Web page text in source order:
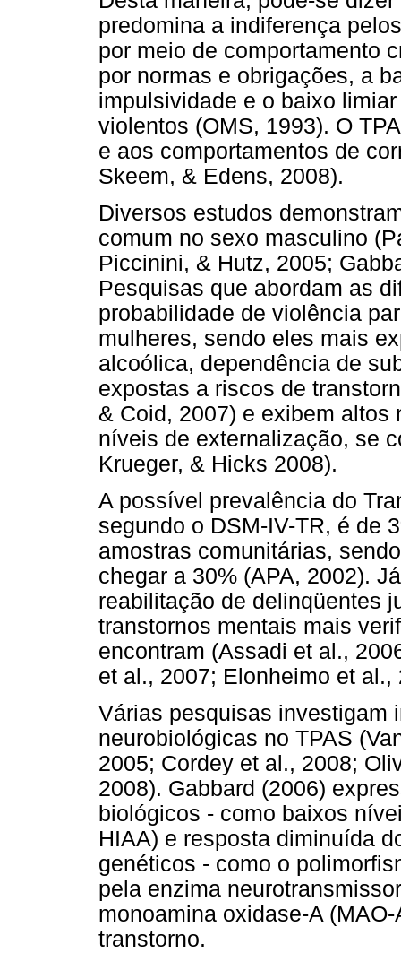
predomina a indiferença
por meio de comportamento
por normas e obrigações, a
impulsividade e o baixo
violentos (OMS, 1993). O
e aos comportamentos de
Skeem, & Edens, 2008).
Diversos estudos
comum no sexo masculino
Piccinini, & Hutz, 2005;
Pesquisas que abordam as
probabilidade de violência
mulheres, sendo eles mais
alcoólica, dependência de
expostas a riscos de
& Coid, 2007) e exibem
níveis de externalização, se
Krueger, & Hicks 2008).
A possível prevalência do
segundo o DSM-IV-TR, é de
amostras comunitárias,
chegar a 30% (APA, 2002).
reabilitação de delinqüentes
transtornos mentais mais
encontram (Assadi et al.,
et al., 2007; Elonheimo et al.,
Várias pesquisas investigam
neurobiológicas no TPAS
2005; Cordey et al., 2008;
2008). Gabbard (2006)
biológicos - como baixos
HIAA) e resposta diminuída
genéticos - como o
pela enzima
monoamina oxidase-A
transtorno.